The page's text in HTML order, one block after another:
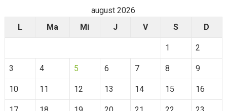
august 2026
L
Ma Mi J V S D
1 2
3 4 5 6 7 8 9
10 11 12 13 14 15 16